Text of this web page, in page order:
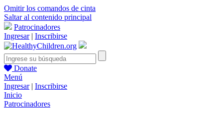
Omitir los comandos de cinta
Saltar al contenido principal
Patrocinadores
Ingresar| Inscribirse
Donate
Menú
Ingresar| Inscribirse
Inicio
Patrocinadores